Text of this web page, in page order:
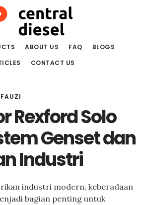
ABOUT US FAQ
BLOGS
CONTACT US
Rexford Solo
Genset dan
Industri
industri modern, keberadaan
bagian penting untuk